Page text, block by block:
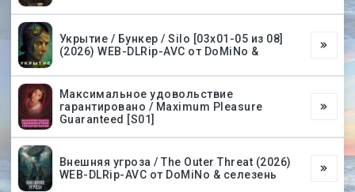
Укрытие / Бункер / Silo [03х01-05 из 08]
(2026) WEB-DLRip-AVC от DoMiNo &
Максимальное удовольствие
гарантировано / Maximum Pleasure
Guaranteed [S01]
Внешняя угроза / The Outer Threat (2026)
WEB-DLRip-AVC от DoMiNo & селезень